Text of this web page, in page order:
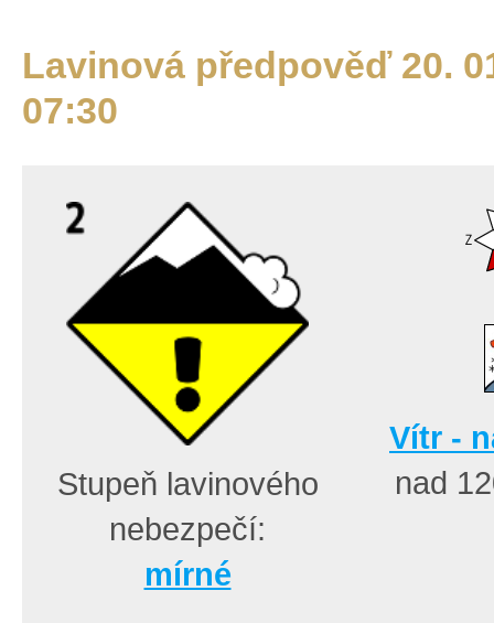
Lavinová předpověď 20.
07:30
Stupeň lavinového
nebezpečí:
mírné
Vítr -
nad